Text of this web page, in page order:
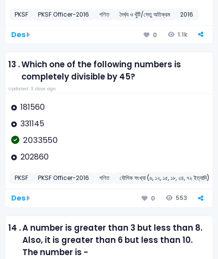
PKSF PKSF Officer-2016 গণিত দৈর্ঘ্য ও খুঁটি/সেতু অতিক্রম 2016
Des 0 1.1k
13 .Which one of the following numbers is
completely divisible by 45?
Updated: 3 days ago
181560
331145
2033550
202860
PKSF PKSF Officer-2016 গণিত যৌগিক সংখ্যা (৬, ১২, ১৫, ১৮, ২৪, ৭২ ইত্যাদি)
Des 0 553
14 .A number is greater than 3 but less than 8.
Also, it is greater than 6 but less than 10.
The number is -